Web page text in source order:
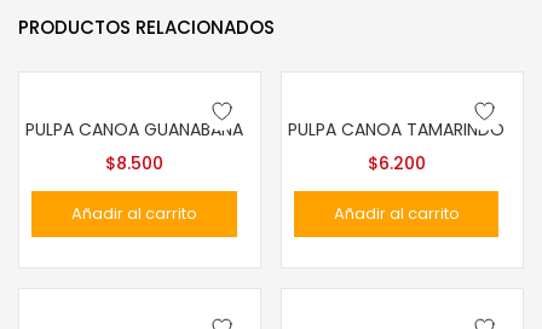
PRODUCTOS RELACIONADOS
PULPA CANOA GUANABANA
$8.500
Añadir al carrito
PULPA CANOA TAMARINDO
$6.200
Añadir al carrito